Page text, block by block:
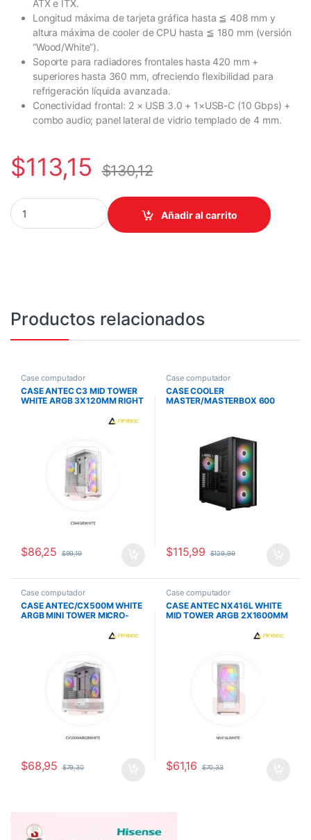
ATX e ITX.
Longitud máxima de tarjeta gráfica hasta ≦ 408 mm y
altura máxima de cooler de CPU hasta ≦ 180 mm (versión
“Wood/White”).
Soporte para radiadores frontales hasta 420 mm +
superiores hasta 360 mm, ofreciendo flexibilidad para
refrigeración líquida avanzada.
Conectividad frontal: 2 × USB 3.0 + 1×USB-C (10 Gbps) +
combo audio; panel lateral de vidrio templado de 4 mm.
$113,15 $130,12
CASE ANTEC/FLUX WOOD WHITE MID TOWER 3X120MM IN
Añadir al carrito
Productos relacionados
Case computador
CASE ANTEC C3 MID TOWER
WHITE ARGB 3X120MM RIGHT
$86,25 $99,19
Case computador
CASE COOLER
MASTER/MASTERBOX 600
$115,99 $129,99
Case computador
CASE ANTEC/CX500M WHITE
ARGB MINI TOWER MICRO-
REVERSE FANS 1X120MM
$68,95 $79,30
Case computador
CASE ANTEC NX416L WHITE
MID TOWER ARGB 2X1600MM
$61,16 $70,33